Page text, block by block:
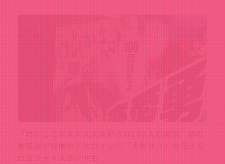
『君のことが大大大大大好きな100人の彼女』初の
展覧会が開催中！ヒロインに「大好き！」を伝えら
れるフォトスポットも